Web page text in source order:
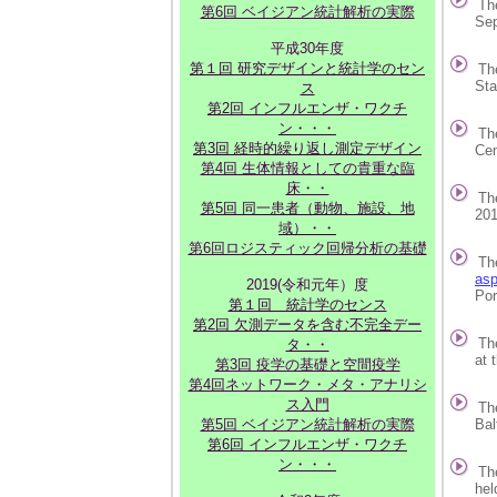
第6回 ベイジアン統計解析の実際
平成30年度
第１回 研究デザインと統計学のセン
ス
第2回 インフルエンザ・ワクチ
ン・・・
第3回 経時的繰り返し測定デザイン
第4回 生体情報としての貴重な臨
床・・
第5回 同一患者（動物、施設、地
域）・・
第6回ロジスティック回帰分析の基礎
2019(令和元年）度
第１回 統計学のセンス
第2回 欠測データを含む不完全デー
タ・・
第3回 疫学の基礎と空間疫学
第4回ネットワーク・メタ・アナリシ
ス入門
第5回 ベイジアン統計解析の実際
第6回 インフルエンザ・ワクチ
ン・・・
2018
at the
held